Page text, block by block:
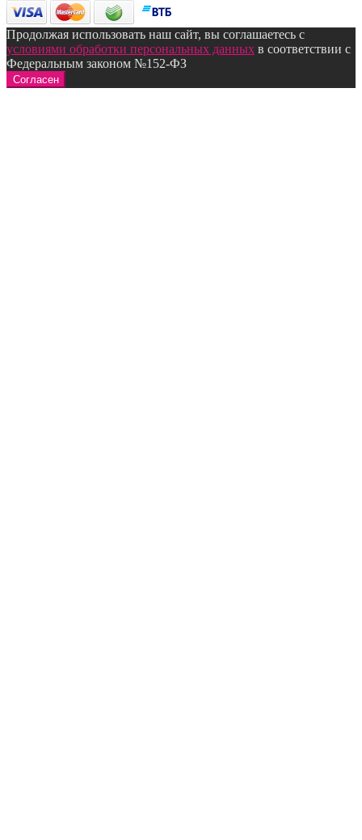
Продолжая использовать наш сайт, вы соглашаетесь с
условиями обработки персональных данных в соответствии с
Федеральным законом №152-ФЗ
Согласен